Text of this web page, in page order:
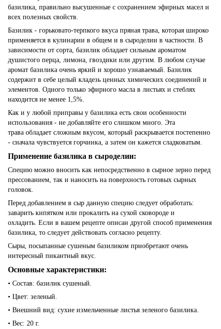
базилика, правильно высушенные с сохранением эфирных масел и
всех полезных свойств.
Базилик - горьковато-терпкого вкуса пряная трава, которая широко
применяется в кулинарии в общем и в сыроделии в частности. В
зависимости от сорта, базилик обладает сильным ароматом
душистого перца, лимона, гвоздики или другим. В любом случае
аромат базилика очень яркий и хорошо узнаваемый. Базилик
содержит в себе целый кладезь ценных химических соединений и
элементов. Одного только эфирного масла в листьях и стеблях
находится не менее 1,5%.
Как и у любой приправы у базилика есть свои особенности
использования - не добавляйте его слишком много. Эта
трава обладает сложным вкусом, который раскрывается постепенно
- сначала чувствуется горчинка, а затем он кажется сладковатым.
Применение базилика в сыроделии:
Специю можно вносить как непосредственно в сырное зерно перед
прессованием, так и наносить на поверхность готовых сырных
головок.
Перед добавлением в сыр данную специю следует обработать:
заварить кипятком или прокалить на сухой сковороде и
охладить. Если в вашем рецепте описан другой способ применения
базилика, то следует действовать согласно рецепту.
Сыры, посыпанные сушеным базиликом приобретают очень
интересный пикантный вкус.
Основные характеристики:
• Состав: базилик сушеный.
• Цвет: зеленый.
• Внешний вид: сухие измельченные листья зеленого базилика.
• Вес: 20 г.